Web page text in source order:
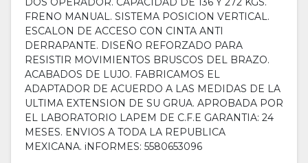
FRENO MANUAL. SISTEMA POSICION VERTICAL.
ESCALON DE ACCESO CON CINTA ANTI
DERRAPANTE. DISEÑO REFORZADO PARA
RESISTIR MOVIMIENTOS BRUSCOS DEL BRAZO.
ACABADOS DE LUJO. FABRICAMOS EL
ADAPTADOR DE ACUERDO A LAS MEDIDAS DE LA
ULTIMA EXTENSION DE SU GRUA. APROBADA POR
EL LABORATORIO LAPEM DE C.F.E GARANTIA: 24
MESES. ENVIOS A TODA LA REPUBLICA
MEXICANA. iNFORMES: 5580653096